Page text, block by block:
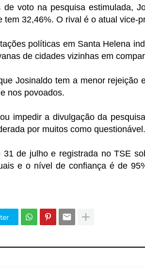
voto na pesquisa estimulada,
tem 32,46%. O rival é o atual vice-
políticas em Santa Helena
de cidades vizinhas em
Josinaldo tem a menor rejeição
nos povoados.
impedir a divulgação da
por muitos como questionável.
de julho e registrada no TSE
e o nível de confiança é de